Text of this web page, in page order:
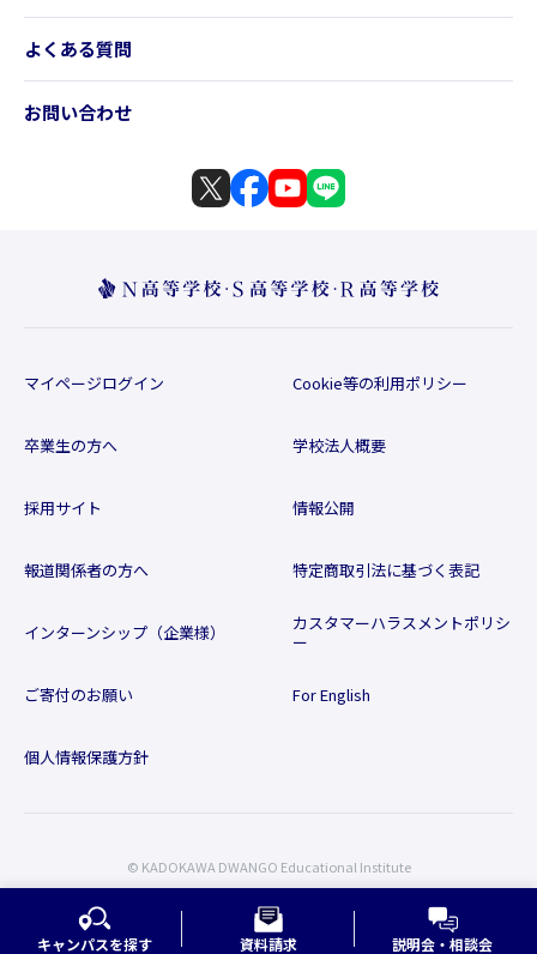
よくある質問
お問い合わせ
マイページログイン
卒業生の方へ
採用サイト
報道関係者の方へ
インターンシップ（企業様）
ご寄付のお願い
個人情報保護方針
Cookie等の利用ポリシー
学校法人概要
情報公開
特定商取引法に基づく表記
カスタマーハラスメントポリシ
ー
For English
© KADOKAWA DWANGO Educational Institute
キャンパスを探す 資料請求 説明会・相談会